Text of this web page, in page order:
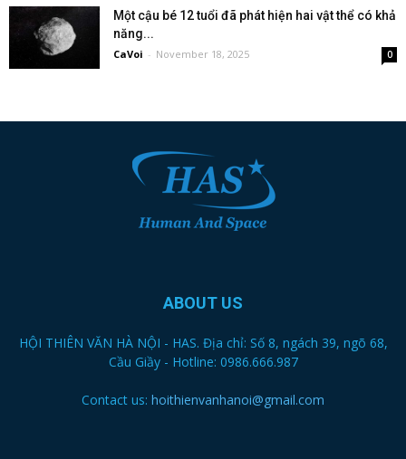
Một cậu bé 12 tuổi đã phát hiện hai vật thể có khả
năng...
CaVoi - November 18, 2025 0
ABOUT US
HỘI THIÊN VĂN HÀ NỘI - HAS. Địa chỉ: Số 8, ngách 39, ngõ 68,
Cầu Giầy - Hotline: 0986.666.987
Contact us: hoithienvanhanoi@gmail.com